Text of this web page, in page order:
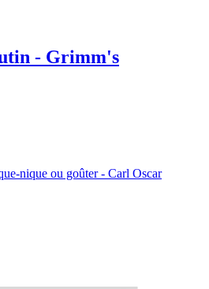
- Grimm's
nique ou goûter - Carl Oscar